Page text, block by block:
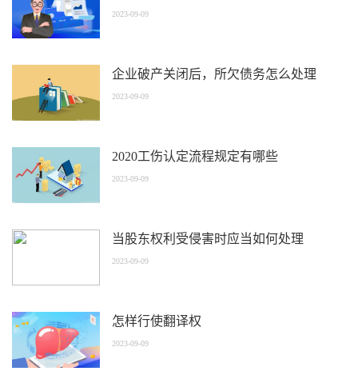
2023-09-09
企业破产关闭后，所欠债务怎么处理
2023-09-09
2020工伤认定流程规定有哪些
2023-09-09
当股东权利受侵害时应当如何处理
2023-09-09
怎样行使翻译权
2023-09-09